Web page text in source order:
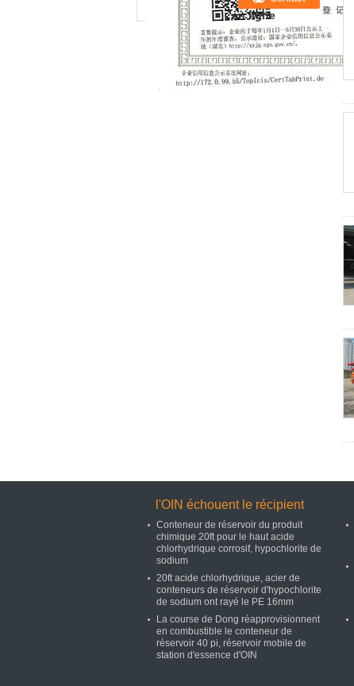
en ligne
l'OIN échouent le récipient
Conteneur de réservoir du produit
chimique 20ft pour le haut acide
chlorhydrique corrosif, hypochlorite de
sodium
20ft acide chlorhydrique, acier de
conteneurs de réservoir d'hypochlorite
de sodium ont rayé le PE 16mm
La course de Dong réapprovisionnent
en combustible le conteneur de
réservoir 40 pi, réservoir mobile de
station d'essence d'OIN